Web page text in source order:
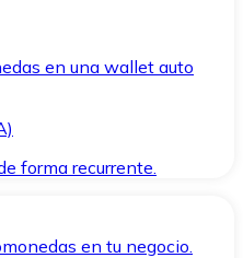
en una wallet auto
forma recurrente.
en tu negocio.